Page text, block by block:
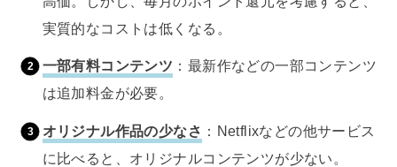
実質的なコストは低くなる。
一部有料コンテンツ ：最新作などの一部コンテンツ
は追加料金が必要。
オリジナル作品の少なさ ：Netflixなどの他サービス
に比べると、オリジナルコンテンツが少ない。